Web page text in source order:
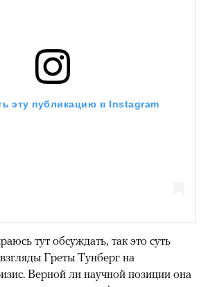
эту публикацию в Instagram
тут обсуждать, так это суть
Греты Тунберг на
Верной ли научной позиции она